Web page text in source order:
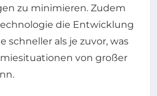
zu minimieren. Zudem
die Entwicklung
schneller als je zuvor, was
von großer